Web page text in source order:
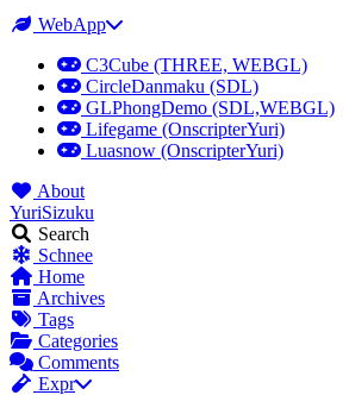
WebApp
C3Cube (THREE, WEBGL)
CircleDanmaku (SDL)
GLPhongDemo (SDL,WEBGL)
Lifegame (OnscripterYuri)
Luasnow (OnscripterYuri)
About
YuriSizuku
Search
Schnee
Home
Archives
Tags
Categories
Comments
Expr